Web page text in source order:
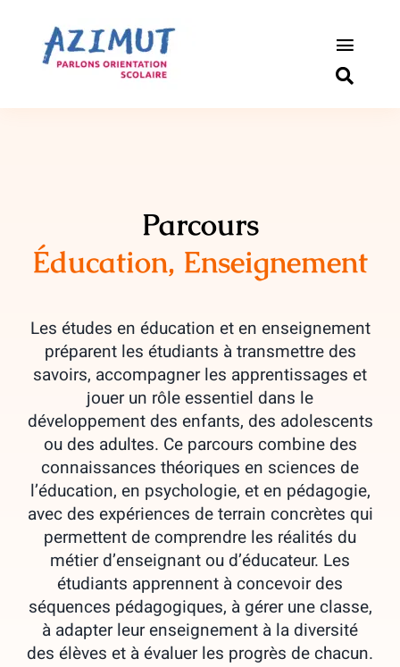
contenu
Toggle
Actualités
Parcours
Éducation, Enseignement
Les études en éducation et en enseignement
préparent les étudiants à transmettre des
savoirs, accompagner les apprentissages et
jouer un rôle essentiel dans le
développement des enfants, des adolescents
ou des adultes. Ce parcours combine des
connaissances théoriques en sciences de
l’éducation, en psychologie, et en pédagogie,
avec des expériences de terrain concrètes qui
permettent de comprendre les réalités du
métier d’enseignant ou d’éducateur. Les
étudiants apprennent à concevoir des
séquences pédagogiques, à gérer une classe,
à adapter leur enseignement à la diversité
des élèves et à évaluer les progrès de chacun.